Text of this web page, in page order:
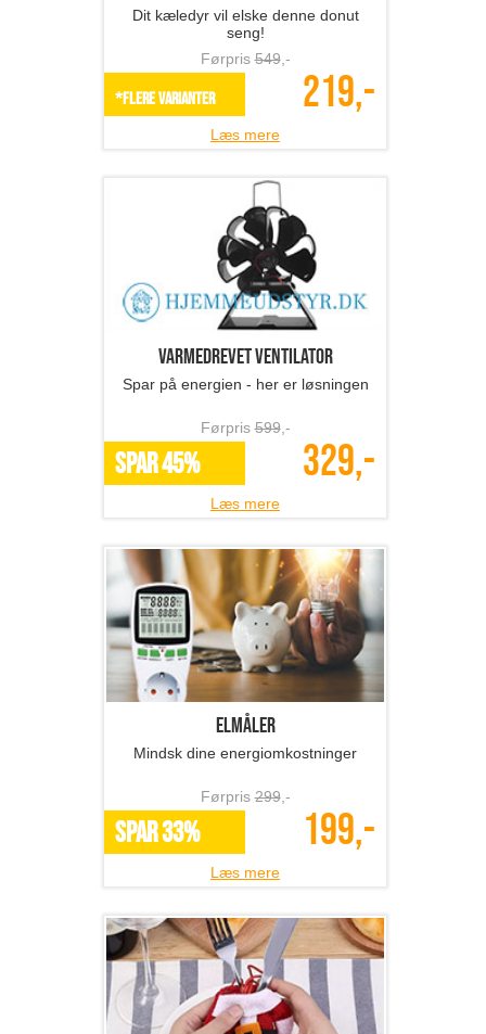
Dit kæledyr vil elske denne donut
seng!
Førpris549,-
*Flere varianter 219,-
Læs mere
Varmedrevet ventilator
Spar på energien - her er løsningen
Førpris599,-
SPAR 45% 329,-
Læs mere
Elmåler
Mindsk dine energiomkostninger
Førpris299,-
SPAR 33% 199,-
Læs mere